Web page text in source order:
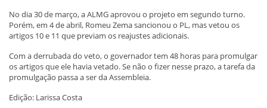
No dia 30 de março, a ALMG aprovou o projeto em segundo turno.
Porém, em 4 de abril, Romeu Zema sancionou o PL, mas vetou os
artigos 10 e 11 que previam os reajustes adicionais.
Com a derrubada do veto, o governador tem 48 horas para promulgar
os artigos que ele havia vetado. Se não o fizer nesse prazo, a tarefa da
promulgação passa a ser da Assembleia.
Edição: Larissa Costa